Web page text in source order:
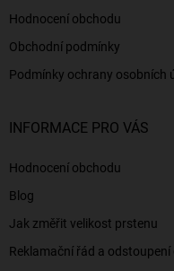
Hodnocení obchodu
Obchodní podmínky
Podmínky ochrany osobních
INFORMACE PRO VÁS
Hodnocení obchodu
Blog
Jak změřit velikost prstenu
Reklamační řád a odstoupení